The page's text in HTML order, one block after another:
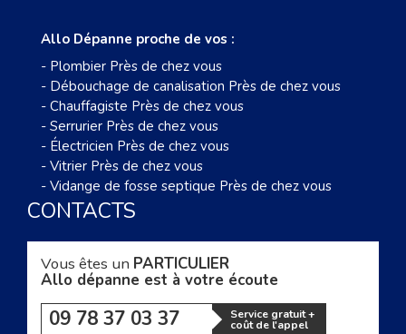
Allo Dépanne proche de vos :
- Plombier Près de chez vous
- Débouchage de canalisation Près de chez vous
- Chauffagiste Près de chez vous
- Serrurier Près de chez vous
- Électricien Près de chez vous
- Vitrier Près de chez vous
- Vidange de fosse septique Près de chez vous
CONTACTS
Vous êtes un PARTICULIER
Allo dépanne est à votre écoute
09 78 37 03 37 Service gratuit +
coût de l'appel